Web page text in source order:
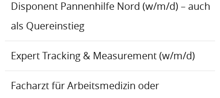
Disponent Pannenhilfe Nord (w/m/d) – auch
als Quereinstieg
Expert Tracking & Measurement (w/m/d)
Facharzt für Arbeitsmedizin oder